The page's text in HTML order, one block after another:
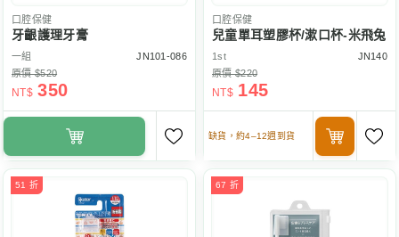
口腔保健
牙齦護理牙膏
一組
JN101-086
原價 $520
NT$ 350
口腔保健
兒童單耳塑膠杯/漱口杯-米飛兔
1st
JN140
原價 $220
NT$ 145
缺貨，約4–12週到貨
51 折 67 折